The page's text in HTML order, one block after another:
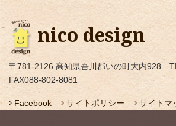
nico design
〒781-2126 高知県吾川郡いの町大内928
FAX088-802-8081
Facebook サイトポリシー サイトマ